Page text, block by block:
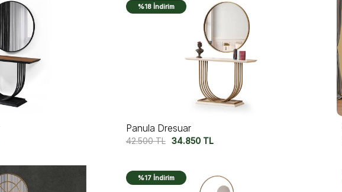
%18 İndirim
Panula Dresuar
42.500TL 34.850TL
%17 İndirim